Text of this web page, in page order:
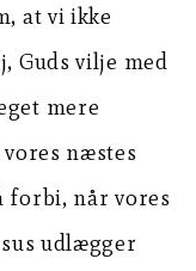
at vi ikke
Guds vilje med
mere
næstes
forbi, når vores
udlægger